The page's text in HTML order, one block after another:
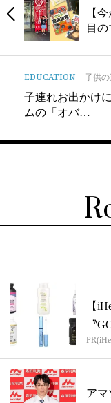
【
目
EDUCATION 子供
子連れお出かけ
ムの「オバ…
【
〝
アマ